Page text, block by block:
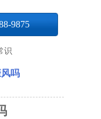
9875
识
吗